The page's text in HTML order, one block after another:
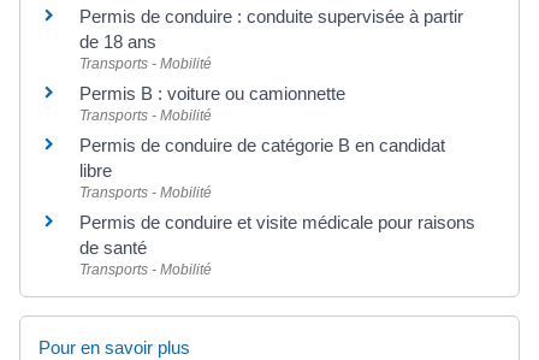
Permis de conduire : conduite supervisée à partir
de 18 ans
Transports - Mobilité
Permis B : voiture ou camionnette
Transports - Mobilité
Permis de conduire de catégorie B en candidat
libre
Transports - Mobilité
Permis de conduire et visite médicale pour raisons
de santé
Transports - Mobilité
Pour en savoir plus